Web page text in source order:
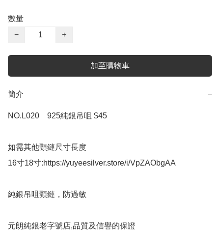
數量
−
+
加至購物車
簡介 −
NO.L020    925純銀吊咀 $45
如需其他頸鏈尺寸長度
16寸18寸:https://yuyeesilver.store/i/VpZAObgAA
純銀吊咀頸鏈，防過敏
元朗純銀老字號店,品質及信譽的保證